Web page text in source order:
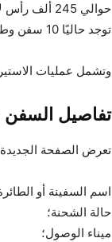
حوالي 245 ألف رأس لا تزال في البحر أو قيد الاستيراد؛
توجد حاليًا 10 سفن وطائرات في عمليات النقل والشحن.
وتشمل عمليات
تفاصيل
تعرض الصفحة
اسم السفينة أو
حالة الشحنة؛
ميناء الوصول؛